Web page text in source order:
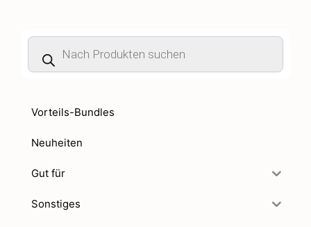
Products
search
Vorteils-Bundles
Neuheiten
Gut für
Sonstiges